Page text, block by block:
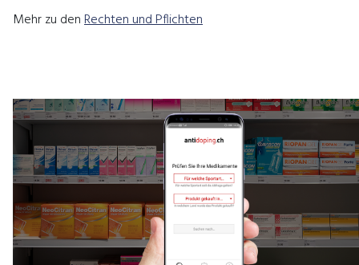
Mehr zu denRechten und Pflichten